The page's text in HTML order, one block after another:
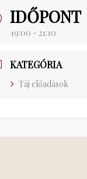
IDŐPONT
19:00 - 21:10
KATEGÓRIA
Táj előadások